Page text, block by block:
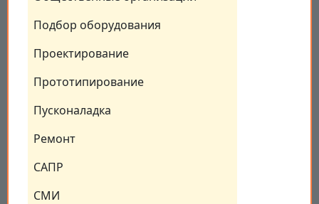
Подбор оборудования
Проектирование
Прототипирование
Пусконаладка
Ремонт
САПР
СМИ